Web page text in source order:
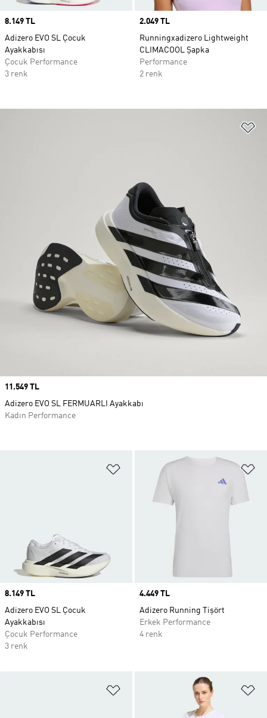
Price
8.149 TL
Adizero EVO SL Çocuk
Ayakkabısı
Çocuk Performance
3 renk
Price
2.049 TL
Runningxadizero Lightweight
CLIMACOOL Şapka
Performance
2 renk
Favori Listesine Ekle
Price
8.149 TL
Adizero EVO SL Çocuk
Ayakkabısı
Çocuk Performance
3 renk
Price
4.449 TL
Adizero Running Tişört
Erkek Performance
4 renk
Favori Listesine Ekle
Price
11.549 TL
Adizero EVO SL FERMUARLI Ayakkabı
Kadın Performance